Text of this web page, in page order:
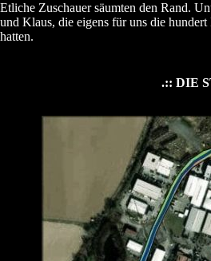
Etliche Zuschauer säumten den Rand.
und Klaus, die eigens für uns die
hatten.
.:: DIE